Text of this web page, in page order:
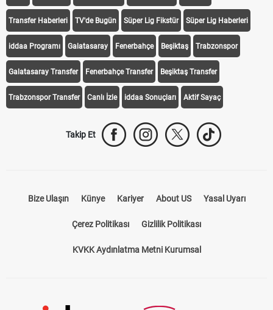
Transfer Haberleri TV'de Bugün Süper Lig Fikstür Süper Lig Haberleri
iddaa Programı Galatasaray Fenerbahçe Beşiktaş Trabzonspor
Galatasaray Transfer Fenerbahçe Transfer Beşiktaş Transfer
Trabzonspor Transfer Canlı İzle iddaa Sonuçları Aktif Sayaç
Takip Et
Bize Ulaşın Künye Kariyer About US Yasal Uyarı
Çerez Politikası Gizlilik Politikası
KVKK Aydınlatma Metni Kurumsal